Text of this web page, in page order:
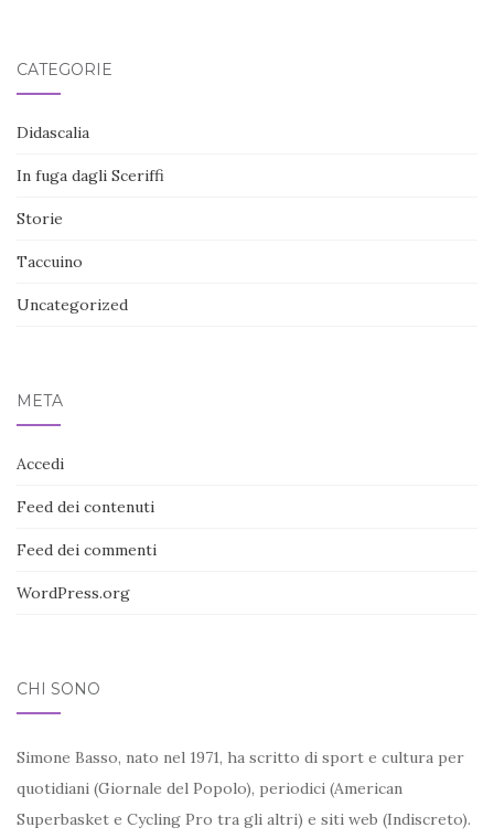
CATEGORIE
Didascalia
In fuga dagli Sceriffi
Storie
Taccuino
Uncategorized
META
Accedi
Feed dei contenuti
Feed dei commenti
WordPress.org
CHI SONO
Simone Basso, nato nel 1971, ha scritto di sport e cultura per
quotidiani (Giornale del Popolo), periodici (American
Superbasket e Cycling Pro tra gli altri) e siti web (Indiscreto).